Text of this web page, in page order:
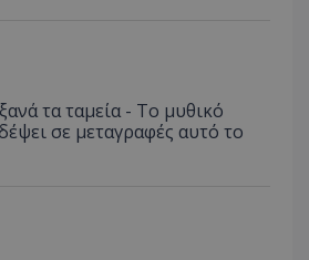
τα ταμεία - Το μυθικό
σε μεταγραφές αυτό το